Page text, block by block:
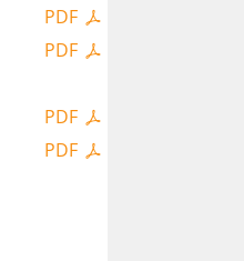
PDF
PDF
PDF
PDF